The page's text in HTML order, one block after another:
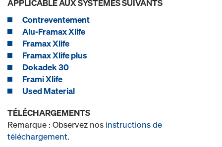
APPLICABLE AUX SYSTÈMES SUIVANTS
Contreventement
Alu-Framax Xlife
Framax Xlife
Framax Xlife plus
Dokadek 30
Frami Xlife
Used Material
TÉLÉCHARGEMENTS
Remarque : Observez nos instructions de
téléchargement.